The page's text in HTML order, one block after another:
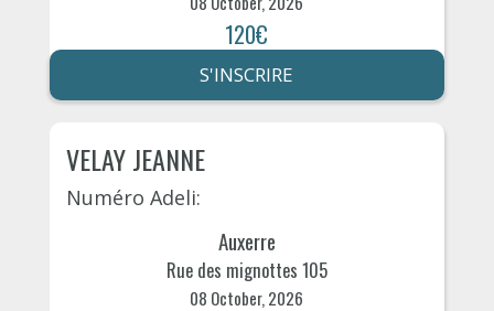
120€
S'INSCRIRE
VELAY JEANNE
Numéro Adeli:
Auxerre
Rue des mignottes 105
08 October, 2026